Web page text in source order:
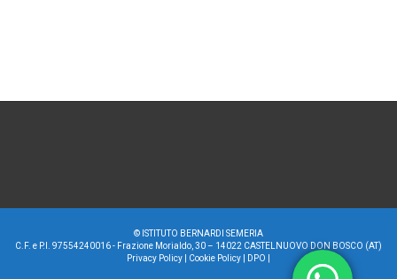
© ISTITUTO BERNARDI SEMERIA
C.F. e P.I. 97554240016 - Frazione Morialdo, 30 – 14022 CASTELNUOVO DON BOSCO (AT)
Privacy Policy
Cookie Policy DPO